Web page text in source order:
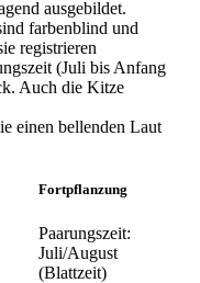
ausgebildet.
farbenblind und
registrieren
(Juli bis Anfang
Auch die Kitze
einen bellenden Laut
Fortpflanzung
Paarungszeit:
Juli/August
(Blattzeit)